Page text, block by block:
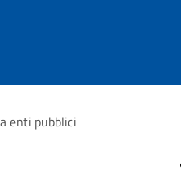
enti pubblici